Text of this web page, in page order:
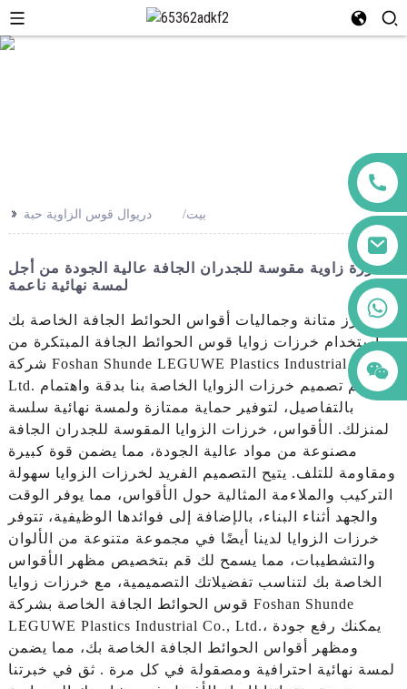
>> بيت دريوال قوس الزاوية حبة
خرزة زاوية مقوسة للجدران الجافة عالية الجودة من أجل
لمسة نهائية ناعمة
عزز متانة وجماليات أقواس الحوائط الجافة الخاصة بك
باستخدام خرزات زوايا قوس الحوائط الجافة المبتكرة من
شركة Foshan Shunde LEGUWE Plastics Industrial Co.,
Ltd. تم تصميم خرزات الزوايا الخاصة بنا بدقة واهتمام
بالتفاصيل، لتوفير حماية ممتازة ولمسة نهائية سلسة
لمنزلك. الأقواس، خرزات الزوايا المقوسة للجدران الجافة
مصنوعة من مواد عالية الجودة، مما يضمن قوة كبيرة
ومقاومة للتلف. يتيح التصميم الفريد لخرزات الزوايا سهولة
التركيب والملاءمة المثالية حول الأقواس، مما يوفر الوقت
والجهد أثناء البناء، بالإضافة إلى فوائدها الوظيفية، تتوفر
خرزات الزوايا لدينا أيضًا في مجموعة متنوعة من الألوان
والتشطيبات، مما يسمح لك قم بتخصيص مظهر الأقواس
الخاصة بك لتناسب تفضيلاتك التصميمية، مع خرزات زوايا
قوس الحوائط الجافة الخاصة بشركة Foshan Shunde
LEGUWE Plastics Industrial Co., Ltd.، يمكنك رفع جودة
ومظهر أقواس الحوائط الجافة الخاصة بك، مما يضمن
لمسة نهائية احترافية ومصقولة في كل مرة . ثق في خبرتنا